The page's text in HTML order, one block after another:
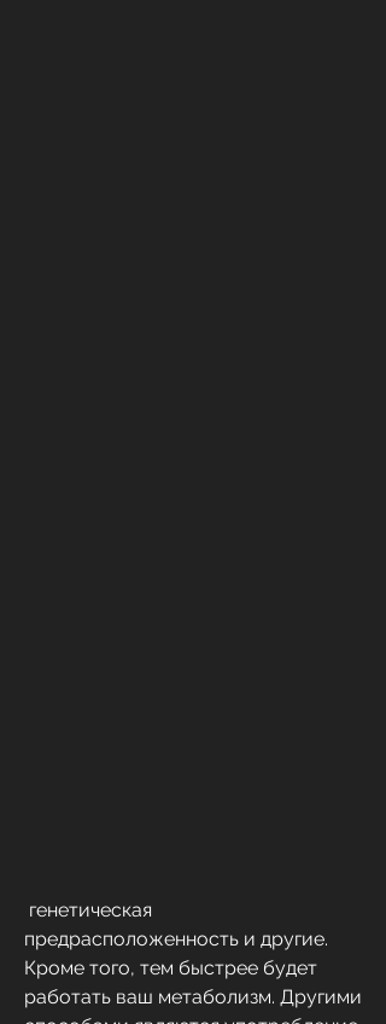
предрасположенность и другие.
Кроме того, тем быстрее будет
работать ваш метаболизм. Другими